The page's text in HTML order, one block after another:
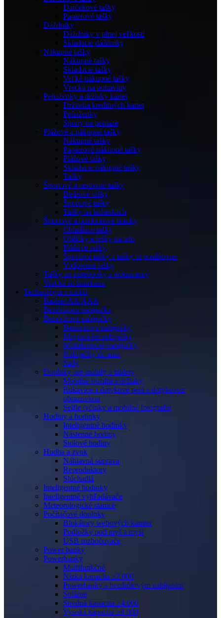
Darčekové tašky
Papierové tašky
Dáždniky
Dáždniky v plnej veľkosti
Skladacie dáždniky
Nákupné tašky
Nákupné tašky
Skladacie tašky
Veľké nákupné tašky
Vrecká na potraviny
Peňaženky a držiaky kariet
Držitelia kreditných kariet
Peňaženky
Spony na peniaze
Plážové a nákupné tašky
Nákupné tašky
Papierové nákupné tašky
Plážové tašky
Skladacie nákupné tašky
Tašky
Športové a cestovné tašky
Bedrové tašky
Športové tašky
Tašky na kolieskach
Športové a outdoorové batohy
Chladiace tašky
Obličky a tašky na telo
Plážové tašky
Športové tašky a tašky to posilňovne
Vodotesné tašky
Tašky na notebooky a dokumenty
Vrecká so šnúrkami
Technológia a mobil
Batérie AA/AAA
Bezdrôtová nabíjačka
Bezdrôtové nabíjačky
Bezdrôtové nabíjačky
Magnetické nabíjačky
Multifunkčné nabíjačky
Nabíjačky do auta
Sady
Doplnky pre mobily a tablety
Mobilné puzdrá a držiaky
Rukavice a dotykové perá s dotykovou
obrazovkou
Selfie tyčinky a mobilné fotografie
Hodiny a hodinky
Inteligentné hodinky
Nástenné hodiny
Stolové hodiny
Hudba a zvuk
Náhlavná súprava
Reproduktory
Slúchadlá
Inteligentné hodinky
Inteligentné vyhľadávače
Meteorologické stanice
Počítačové doplnky
Blokátory webových kamier
Podložky pod myš a myši
USB rozbočovače
Power banky
Powerbanky
Multifunkčné
Nízka kapacita ≥2.000
Powerbanky s bezdrôtovým nabíjaním
Solárne
Stredná kapacita ≥4.000
Vysoká kapacita ≥8 000